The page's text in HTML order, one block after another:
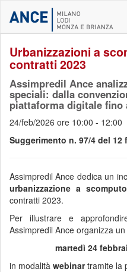
Urbanizzazioni a
contratti 2023
Assimpredil Ance
speciali: dalla
piattaforma digitale fino
24/feb/2026 ore 10:00 - 12:00
Suggerimento n. 97/4 del 12
Assimpredil Ance dedica un
urbanizzazione a
contratti 2023.
Per illustrare e
Assimpredil Ance organizza
martedì 24
in modalità webinartramite la